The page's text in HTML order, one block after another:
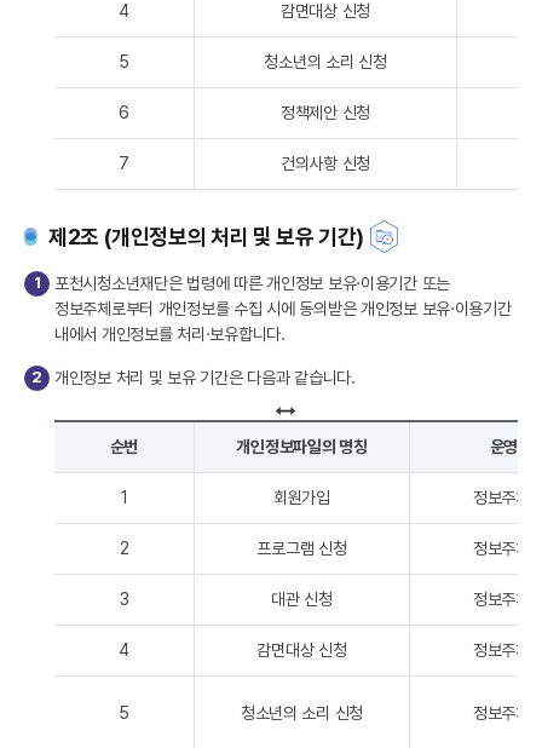
4 감면대상 신청
5 청소년의 소리 신청
6 정책제안 신청
7 건의사항 신청
제2조 (개인정보의 처리 및 보유 기간)
1
포천시청소년재단은 법령에 따른 개인정보 보유·이용기간 또는
정보주체로부터 개인정보를 수집 시에 동의받은 개인정보 보유·이용기간
내에서 개인정보를 처리·보유합니다.
2 개인정보 처리 및 보유 기간은 다음과 같습니다.
순번 개인정보파일의 명칭 운영근
1 회원가입 정보주체
2 프로그램 신청 정보주체
3 대관 신청 정보주체
4 감면대상 신청 정보주체
5 청소년의 소리 신청 정보주체